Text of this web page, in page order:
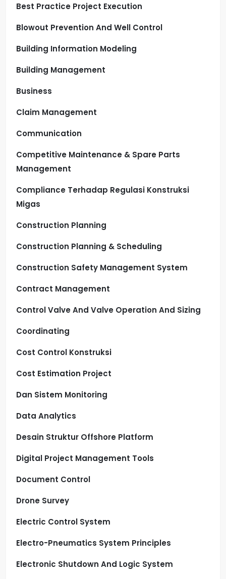
Best Practice Project Execution
Blowout Prevention And Well Control
Building Information Modeling
Building Management
Business
Claim Management
Communication
Competitive Maintenance & Spare Parts
Management
Compliance Terhadap Regulasi Konstruksi
Migas
Construction Planning
Construction Planning & Scheduling
Construction Safety Management System
Contract Management
Control Valve And Valve Operation And Sizing
Coordinating
Cost Control Konstruksi
Cost Estimation Project
Dan Sistem Monitoring
Data Analytics
Desain Struktur Offshore Platform
Digital Project Management Tools
Document Control
Drone Survey
Electric Control System
Electro-Pneumatics System Principles
Electronic Shutdown And Logic System